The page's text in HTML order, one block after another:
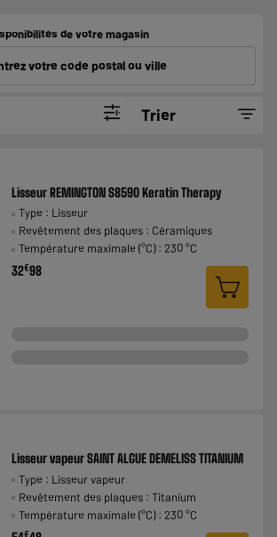
VERIFIEZ VOS CAPACITES DE
AVANT DE VOUS ENGAGER.
de votre magasin
votre code postal ou ville
Trier
Lisseur REMINGTON S8590 Keratin Therapy
Type : Lisseur
Revêtement des plaques : Céramiques
Température maximale (°C) : 230 °C
32€98
Lisseur vapeur SAINT ALGUE DEMELISS TITANIUM
Type : Lisseur vapeur
Revêtement des plaques : Titanium
Température maximale (°C) : 230 °C
€